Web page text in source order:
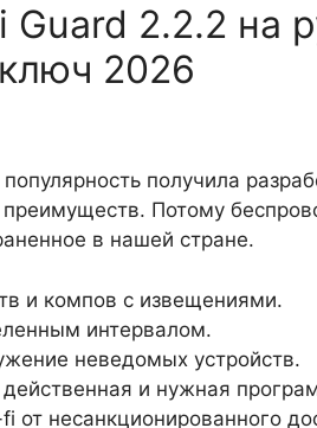
2.2.2 на
2026
получила
Потому
в нашей стране.
и компов с извещениями.
интервалом.
неведомых устройств.
и нужная
от несанкционированного